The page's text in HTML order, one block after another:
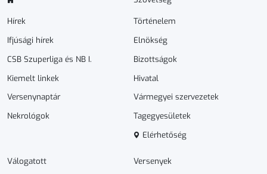
Hírek
Ifjúsági hírek
CSB Szuperliga és NB I.
Kiemelt linkek
Versenynaptár
Nekrológok
Történelem
Elnökség
Bizottságok
Hivatal
Vármegyei szervezetek
Tagegyesületek
Elérhetőség
Válogatott Versenyek